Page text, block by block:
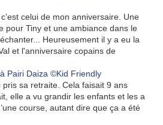
celui de mon anniversaire. Une
pour Tiny et une ambiance dans le
Heureusement il y a eu la
et l'anniversaire copains de
sa retraite. Cela faisait 9 ans
elle a vu grandir les enfants et les a
course, autant dire que ça a été